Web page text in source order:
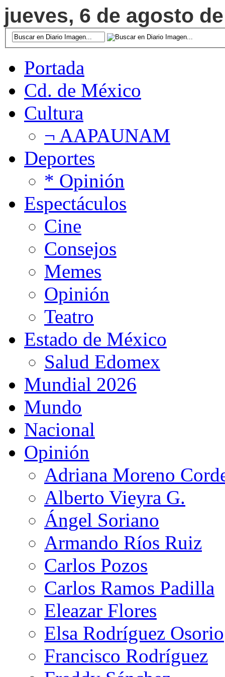
jueves, 6 de agosto
Portada
Cd. de México
Cultura
¬ AAPAUNAM
Deportes
* Opinión
Espectáculos
Cine
Consejos
Memes
Opinión
Teatro
Estado de México
Salud Edomex
Mundial 2026
Mundo
Nacional
Opinión
Adriana Moreno
Alberto Vieyra G.
Ángel Soriano
Armando Ríos Ruiz
Carlos Pozos
Carlos Ramos Padilla
Eleazar Flores
Elsa Rodríguez Osorio
Francisco Rodríguez